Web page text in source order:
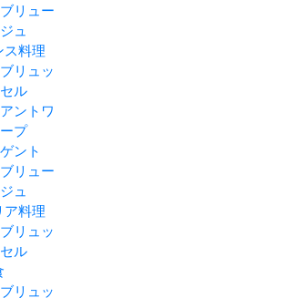
ブリュー
ジュ
ス料理
ブリュッ
セル
アントワ
ープ
ゲント
ブリュー
ジュ
ア料理
ブリュッ
セル
ブリュッ